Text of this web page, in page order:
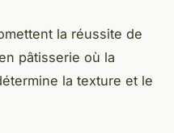
la réussite de
pâtisserie où la
la texture et le